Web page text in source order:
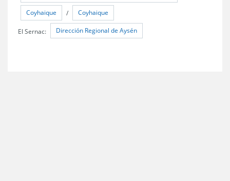
Coyhaique / Coyhaique
El Sernac: Dirección Regional de Aysén